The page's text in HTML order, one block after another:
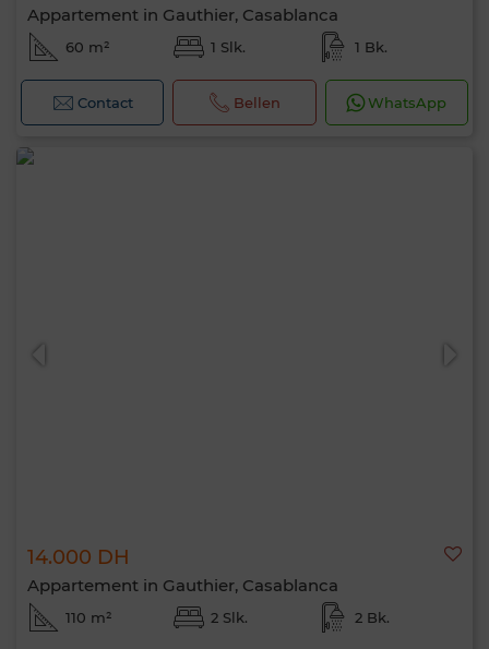
Appartement in Gauthier, Casablanca
60 m² 1 Slk. 1 Bk.
Contact Bellen WhatsApp
14.000 DH
Appartement in Gauthier, Casablanca
110 m² 2 Slk. 2 Bk.